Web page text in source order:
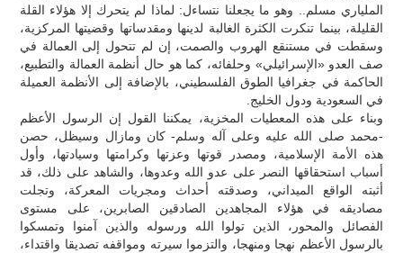
الملياري مسلم.. وهو ما يجعلنا نتساءل: لماذا لم يتحرك إلا هؤلاء القلة
القليلة، بينما تنكرت الكثرة الغالبة لدينها ومقدساتها وقضيتها المركزية،
وسقطت في مستنقع الهروب والصمت، إن لم تتحول إلى العمالة في
صف العدو «الإسرائيلي» وحلفائه، كما هو حال أنظمة العمالة والتطبيع،
الحاكمة في جغرافيا الطوق الفلسطيني، بالإضافة إلى الأنظمة العميلة
في السعودية ودول الخليج.
وبناء على هذه المعطيات المخزية، يمكننا القول إن الرسول الأعظم
-محمد صلى الله عليه وعلى آله وسلم- كان ومازال وسيظل، حصن
هذه الأمة الإسلامية، ومصدر قوتها وعزتها وكرامتها وسيادتها، وأول
أسباب استحقاقها النصر على عدو الله وعدوها، والشاهد على ذلك، قد
أثبته الواقع الميداني، وصدقته أحداث ومجريات المعركة، وتجلت
مصاديقه في هؤلاء المجاهدين الصادقين الصابرين، على مستوى
الفصائل والمحور، الذين تولوا الله ورسوله والذين آمنوا وتمسكوا
بالرسول الأعظم نهجا ومنهجا، والتزموا سيرته ومواقفه تصديقا واقتداء،